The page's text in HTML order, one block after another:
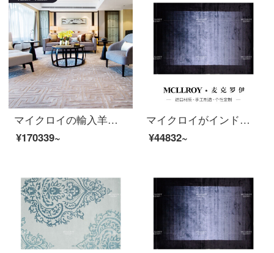
マイクロイの輸入羊毛とベージュ色のオーダーメイドライト贅沢をした後、現代簡単で純色の新しい中国式のリビングルームのソファーのお茶の絨毯のベッドルームの床に部屋のじゅうたんがいっぱい敷いてあります。J 222-1【上質な輸入羊毛のプラスシルク】400 MM*6500 MM MM
¥170339~
マイクロイがインドに輸入した後、近代的な軽奢極簡単北欧純色のリビングルームのソファー茶何毛布現代簡単な部屋のベッドルームの毛布はハイエンドの手作り天糸カーペットTS 003-1【インド輸入天糸】1600 MM*2300 MM
¥44832~